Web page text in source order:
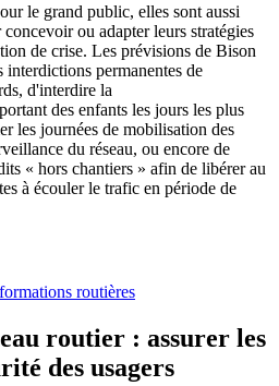
le grand public, elles sont aussi
ou adapter leurs stratégies
de crise. Les prévisions de Bison
interdictions permanentes de
d'interdire la
des enfants les jours les plus
les journées de mobilisation des
du réseau, ou encore de
« hors chantiers » afin de libérer au
à écouler le trafic en période de
routières
routier : assurer les
des usagers